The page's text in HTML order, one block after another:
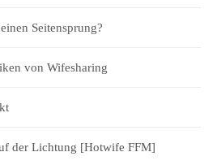
Seitensprung?
von Wifesharing
der Lichtung [Hotwife FFM]